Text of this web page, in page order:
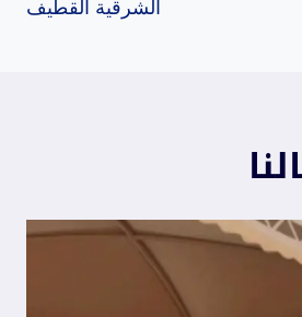
الشرقية القطيف